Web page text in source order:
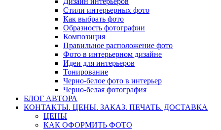
Стили интерьерных фото
Как выбрать фото
Образность фотографии
Композиция
Правильное расположение фото
Фото в интерьерном дизайне
Идеи для интерьеров
Тонирование
Черно-белое фото в интерьер
Черно-белая фотография
БЛОГ АВТОРА
КОНТАКТЫ. ЦЕНЫ. ЗАКАЗ. ПЕЧАТЬ. ДОСТАВКА
ЦЕНЫ
КАК ОФОРМИТЬ ФОТО